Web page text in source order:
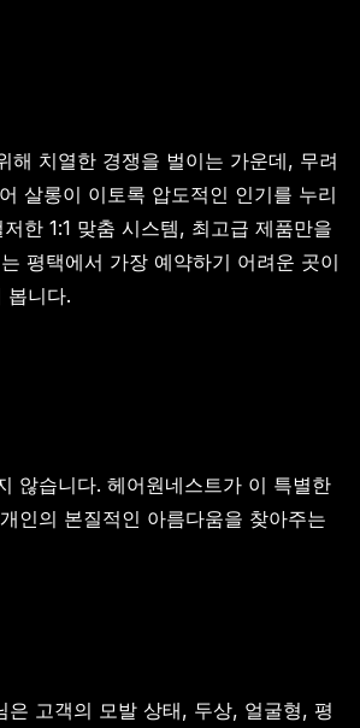
치열한 경쟁을 벌이는 가운데, 무려
살롱이 이토록 압도적인 인기를 누리
한 1:1 맞춤 시스템, 최고급 제품만을
평택에서 가장 예약하기 어려운 곳이
봅니다.
않습니다. 헤어원네스트가 이 특별한
인의 본질적인 아름다움을 찾아주는
고객의 모발 상태, 두상, 얼굴형, 평